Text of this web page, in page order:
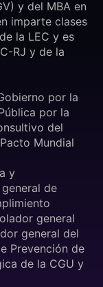
y del MBA en
imparte clases
la LEC y es
RJ y de la
por la
por la
del
Mundial
y
de
general
general del
Prevención de
de la CGU y